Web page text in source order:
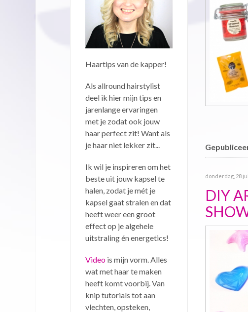
donderdag, 28
DIY
Haartips van de kapper!
Als allround hairstylist
deel ik hier mijn tips en
jarenlange ervaringen
met je zodat ook jouw
haar perfect zit! Want als
je haar niet lekker zit...
Ik wil je inspireren om het
beste uit jouw kapsel te
halen, zodat je mét je
kapsel gaat stralen en dat
heeft weer een groot
effect op je algehele
uitstraling én energetics!
Video is mijn vorm. Alles
wat met haar te maken
heeft komt voorbij. Van
knip tutorials tot aan
vlechten, opsteken,